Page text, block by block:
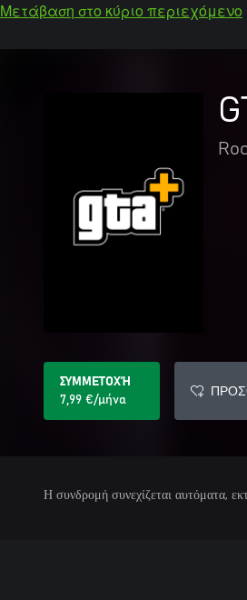
Μετάβαση στο κύριο περιεχόμενο
ΣΥΜΜΕΤΟΧΉ
7,99 €/μήνα
Η συνδρομή συνεχίζεται αυτόματα,